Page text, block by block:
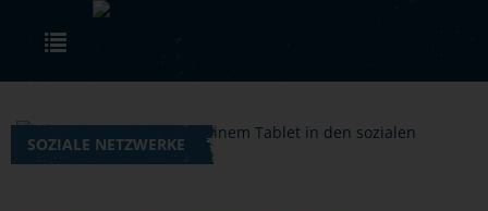
Skip to main content
SOZIALE NETZWERKE